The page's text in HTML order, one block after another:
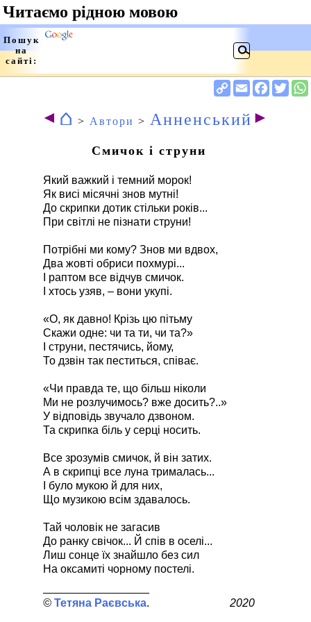
◄ ⌂ > Автори > Анненський ►
Смичок і струни
Який важкий і темний морок!
Як висі місячні знов мутні!
До скрипки дотик стільки років...
При світлі не пізнати струни!
Потрібні ми кому? Знов ми вдвох,
Два жовті обриси похмурі...
І раптом все відчув смичок.
І хтось узяв, – вони укупі.
«О, як давно! Крізь цю пітьму
Скажи одне: чи та ти, чи та?»
І струни, пестячись, йому,
То дзвін так пеститься, співає.
«Чи правда те, що більш ніколи
Ми не розлучимось? вже досить?..»
У відповідь звучало дзвоном.
Та скрипка біль у серці носить.
Все зрозумів смичок, й він затих.
А в скрипці все луна трималась...
І було мукою й для них,
Що музикою всім здавалось.
Тай чоловік не загасив
До ранку свічок... Й спів в оселі...
Лиш сонце їх знайшло без сил
На оксамиті чорному постелі.
Тетяна Раєвська 2020